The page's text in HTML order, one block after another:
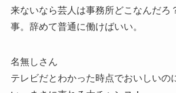
来ないなら芸人は事務所どこなんだろ
事。辞めて普通に働けばいい。
名無しさん
テレビだとわかった時点でおいしいの